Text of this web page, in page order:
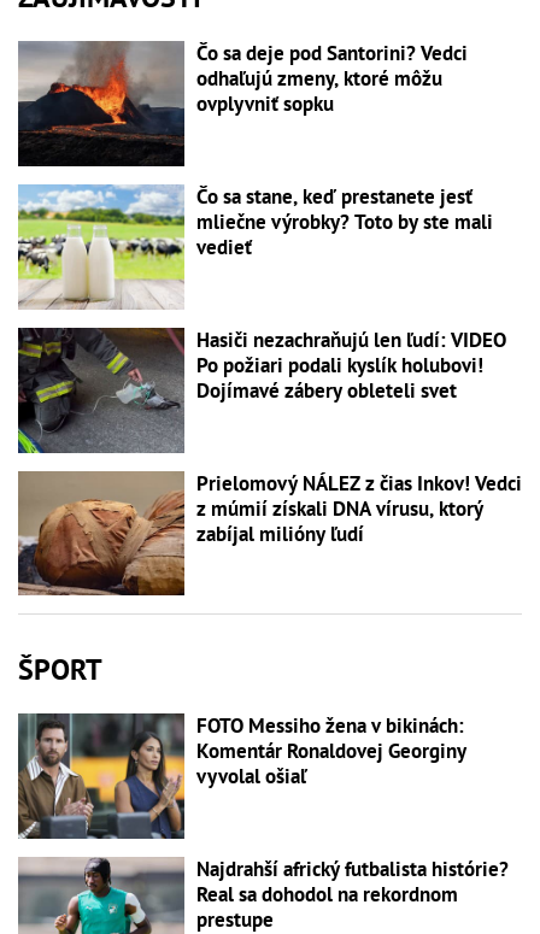
Čo sa deje pod Santorini? Vedci
odhaľujú zmeny, ktoré môžu
ovplyvniť sopku
Čo sa stane, keď prestanete jesť
mliečne výrobky? Toto by ste mali
vedieť
Hasiči nezachraňujú len ľudí: VIDEO
Po požiari podali kyslík holubovi!
Dojímavé zábery obleteli svet
Prielomový NÁLEZ z čias Inkov! Vedci
z múmií získali DNA vírusu, ktorý
zabíjal milióny ľudí
ŠPORT
FOTO Messiho žena v bikinách:
Komentár Ronaldovej Georginy
vyvolal ošiaľ
Najdrahší africký futbalista histórie?
Real sa dohodol na rekordnom
prestupe